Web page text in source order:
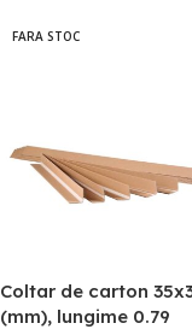
FARA STOC
Coltar de carton
(mm), lungime 0.79